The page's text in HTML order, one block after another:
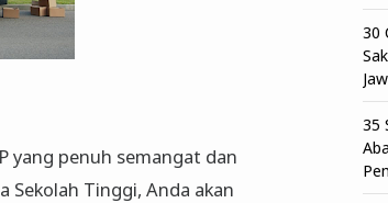
yang penuh semangat dan
Sekolah Tinggi, Anda akan
30
35